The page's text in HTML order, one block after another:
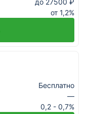
до 27500 ₽
от 1,2%
Бесплатно
—
0,2 - 0,7%